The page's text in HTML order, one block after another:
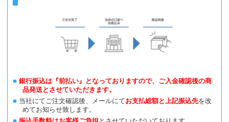
銀行振込は『前払い』となっておりますので、ご入金確認後の商
品発送とさせていただきます。
当社にてご注文確認後、メールにてお支払総額と上記振込先を改
めてお知らせ致します。